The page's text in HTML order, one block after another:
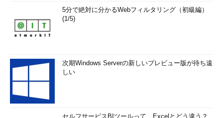
5分で絶対に分かるWebフィルタリング（初級編）
(1/5)
次期Windows Serverの新しいプレビュー版が待ち遠
しい
セルフサービスBIツールって、Excelとどう違う？